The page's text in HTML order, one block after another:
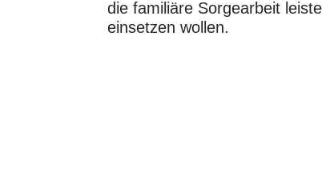
die familiäre Sorgearbeit
einsetzen wollen.